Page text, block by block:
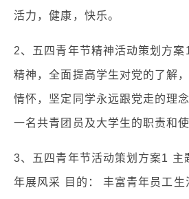
活力，健康，快乐。
2、五四青年节精神活动策划方
精神，全面提高学生对党的了解
情怀，坚定同学永远跟党走的理
一名共青团员及大学生的职责和使
3、五四青年节活动策划方案1 主
年展风采 目的： 丰富青年员工生